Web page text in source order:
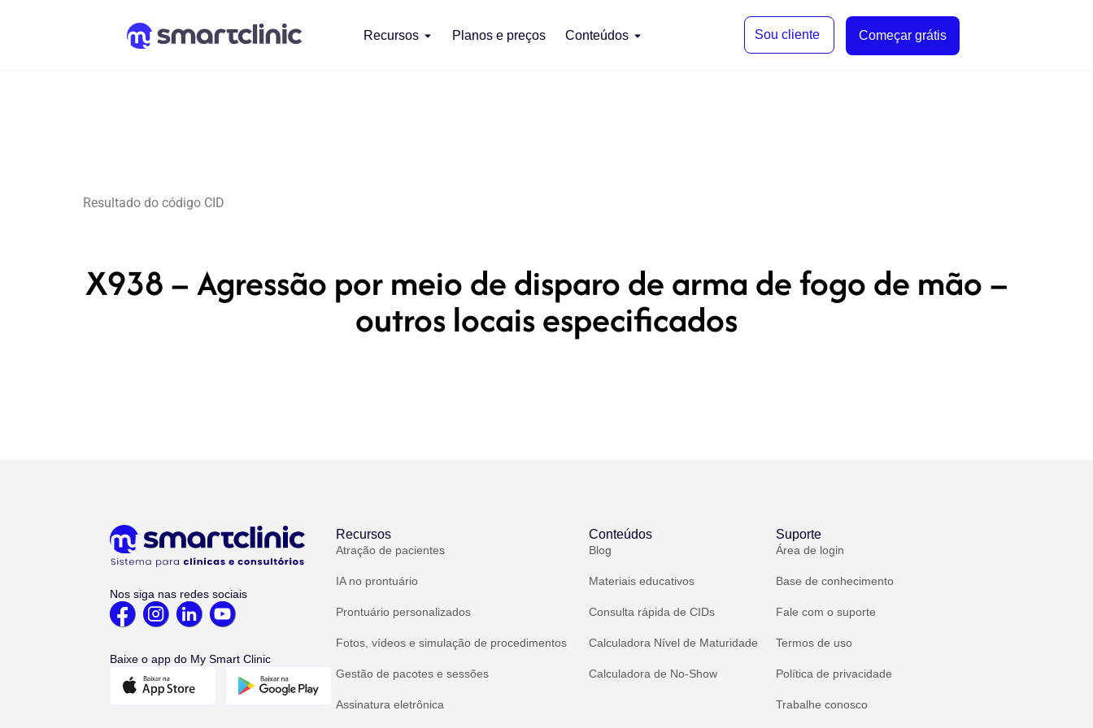
Recursos Planos e preços Conteúdos Sou cliente Começar grátis
Resultado do código CID
X938 – Agressão por meio de disparo de arma de fogo de mão –
outros locais especificados
Nos siga nas redes sociais
Baixe o app do My Smart Clinic
Recursos
Atração de pacientes
IA no prontuário
Prontuário personalizados
Fotos, vídeos e simulação de procedimentos
Gestão de pacotes e sessões
Assinatura eletrônica
Conteúdos
Blog
Materiais educativos
Consulta rápida de CIDs
Calculadora Nível de Maturidade
Calculadora de No-Show
Suporte
Área de login
Base de conhecimento
Fale com o suporte
Termos de uso
Política de privacidade
Trabalhe conosco